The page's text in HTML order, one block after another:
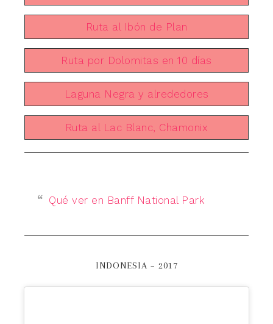
Ruta al Ibón de Plan
Ruta por Dolomitas en 10 días
Laguna Negra y alrededores
Ruta al Lac Blanc, Chamonix
Qué ver en Banff National Park
INDONESIA – 2017